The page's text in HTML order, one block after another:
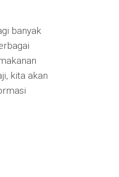
banyak
kita akan